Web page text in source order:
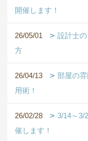
開催します！
26/05/01
設計士
方
26/04/13
部屋の
用術！
26/02/28
3/14～3/
催します！